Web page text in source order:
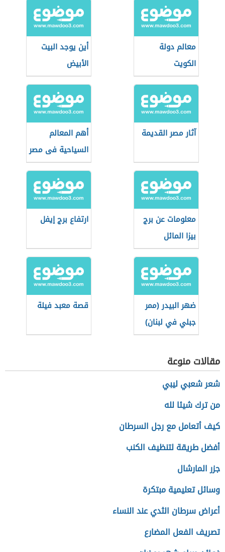
معالم دولة
الكويت
أين يوجد البيت
الأبيض
آثار مصر القديمة
أهم المعالم
السياحية فى مصر
معلومات عن برج
بيزا المائل
ارتفاع برج إیفل
ضهر البيدر (ممر
جبلي في لبنان)
قصة معبد فيلة
مقالات منوعة
شعر شعبي ليبي
من ترك شيئا لله
كيف أتعامل مع رجل السرطان
أفضل طريقة لتنظيف الكنب
جزر المارشال
وسائل تعليمية مبتكرة
أعراض سرطان الثدي عند النساء
تصريف الفعل المضارع